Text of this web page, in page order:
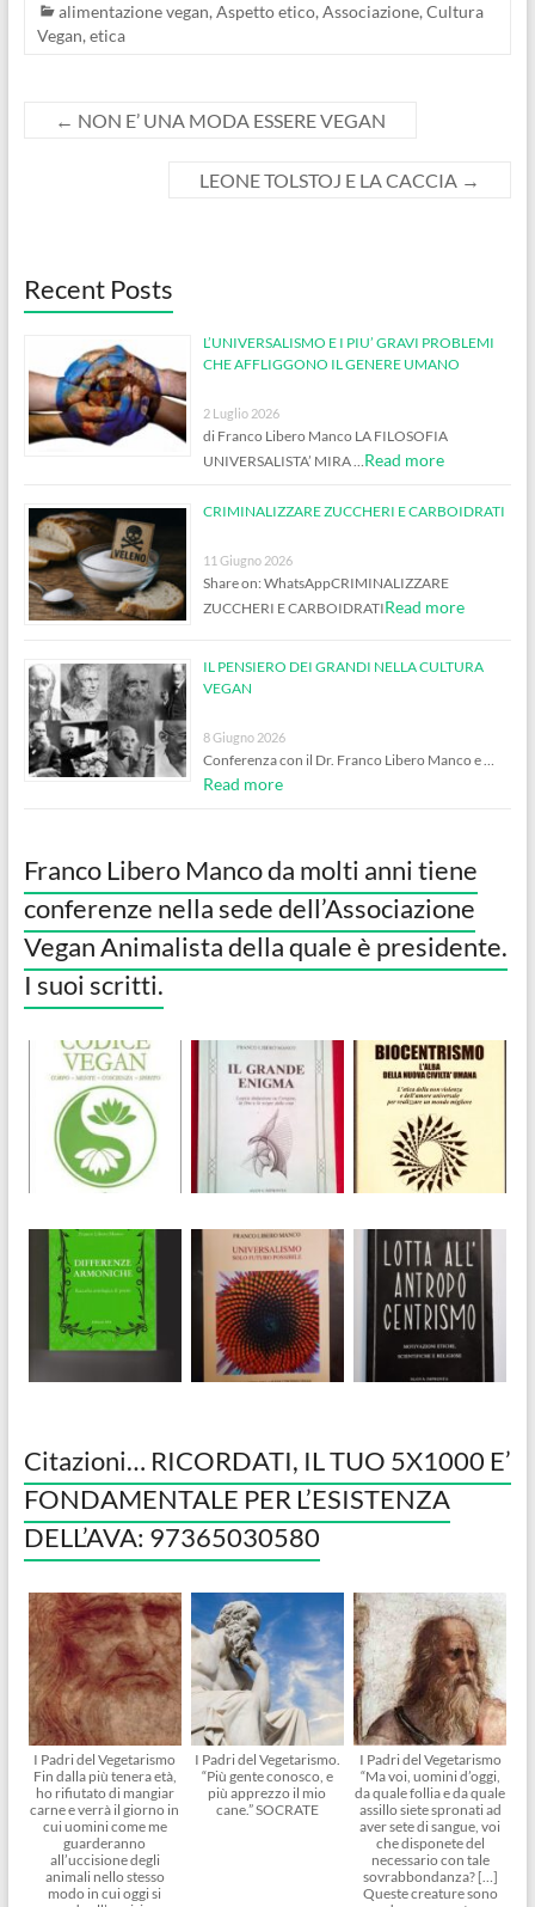
alimentazione vegan, Aspetto etico, Associazione, Cultura
Vegan, etica
← NON E’ UNA MODA ESSERE VEGAN
LEONE TOLSTOJ E LA CACCIA →
Recent Posts
L’UNIVERSALISMO E I PIU’ GRAVI PROBLEMI
CHE AFFLIGGONO IL GENERE UMANO
2 Luglio 2026
di Franco Libero Manco LA FILOSOFIA
UNIVERSALISTA’ MIRA …Read more
CRIMINALIZZARE ZUCCHERI E CARBOIDRATI
11 Giugno 2026
Share on: WhatsAppCRIMINALIZZARE
ZUCCHERI E CARBOIDRATIRead more
IL PENSIERO DEI GRANDI NELLA CULTURA
VEGAN
8 Giugno 2026
Conferenza con il Dr. Franco Libero Manco e …
Read more
Franco Libero Manco da molti anni tiene
conferenze nella sede dell’Associazione
Vegan Animalista della quale è presidente.
I suoi scritti.
Citazioni… RICORDATI, IL TUO 5X1000 E’
FONDAMENTALE PER L’ESISTENZA
DELL’AVA: 97365030580
I Padri del Vegetarismo
Fin dalla più tenera età,
ho rifiutato di mangiar
carne e verrà il giorno in
cui uomini come me
guarderanno
all’uccisione degli
animali nello stesso
modo in cui oggi si
I Padri del Vegetarismo.
“Più gente conosco, e
più apprezzo il mio
cane.” SOCRATE
I Padri del Vegetarismo
“Ma voi, uomini d’oggi,
da quale follia e da quale
assillo siete spronati ad
aver sete di sangue, voi
che disponete del
necessario con tale
sovrabbondanza? […]
Queste creature sono